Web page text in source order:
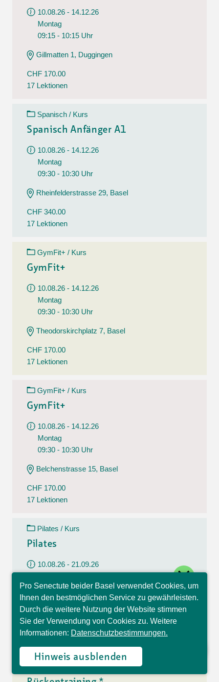
10.08.26 - 14.12.26
Montag
09:15 - 10:15 Uhr
Gillmatten 1, Duggingen
CHF 170.00
17 Lektionen
Spanisch / Kurs
Spanisch Anfänger A1
10.08.26 - 14.12.26
Montag
09:30 - 10:30 Uhr
Rheinfelderstrasse 29, Basel
CHF 340.00
17 Lektionen
GymFit+ / Kurs
GymFit+
10.08.26 - 14.12.26
Montag
09:30 - 10:30 Uhr
Theodorskirchplatz 7, Basel
CHF 170.00
17 Lektionen
GymFit+ / Kurs
GymFit+
10.08.26 - 14.12.26
Montag
09:30 - 10:30 Uhr
Belchenstrasse 15, Basel
CHF 170.00
17 Lektionen
Pilates / Kurs
Pilates
10.08.26 - 21.09.26
09:30 - 10:30 Uhr
Im Westfeld 6, Basel
CHF 140.00
7 Lektionen
Rückentraining / Kurs
Pro Senectute beider Basel verwendet Cookies, um
Ihnen den bestmöglichen Service zu gewährleisten.
Durch die weitere Nutzung der Website stimmen
Sie der Verwendung von Cookies zu. Weitere
Informationen: Datenschutzbestimmungen.
Hinweis ausblenden
Hallo, ich bin Sophia und
beantworte gerne Ihre
Fragen.
close